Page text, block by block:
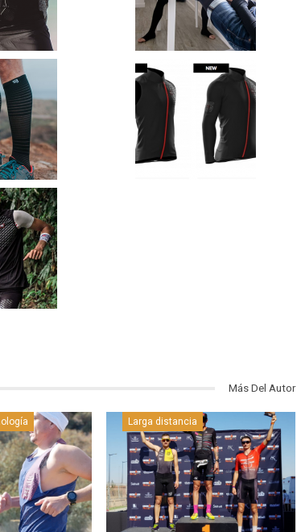
Más Del Autor
Larga distancia